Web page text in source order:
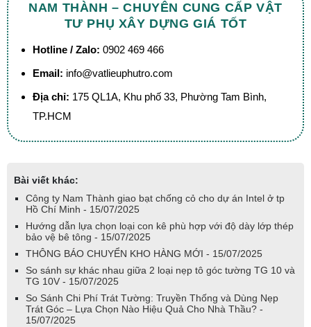
NAM THÀNH – CHUYÊN CUNG CẤP VẬT
TƯ PHỤ XÂY DỰNG GIÁ TỐT
Hotline / Zalo: 0902 469 466
Email: info@vatlieuphutro.com
Địa chỉ: 175 QL1A, Khu phố 33, Phường Tam Bình,
TP.HCM
Bài viết khác:
Công ty Nam Thành giao bạt chống cỏ cho dự án Intel ở tp
Hồ Chí Minh - 15/07/2025
Hướng dẫn lựa chọn loại con kê phù hợp với độ dày lớp thép
bảo vệ bê tông - 15/07/2025
THÔNG BÁO CHUYỂN KHO HÀNG MỚI - 15/07/2025
So sánh sự khác nhau giữa 2 loại nẹp tô góc tường TG 10 và
TG 10V - 15/07/2025
So Sánh Chi Phí Trát Tường: Truyền Thống và Dùng Nẹp
Trát Góc – Lựa Chọn Nào Hiệu Quả Cho Nhà Thầu? -
15/07/2025